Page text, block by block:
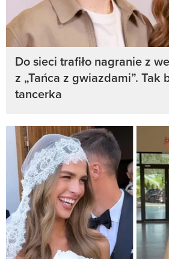
Do sieci trafiło nagranie z
z „Tańca z gwiazdami”. Tak
tancerka